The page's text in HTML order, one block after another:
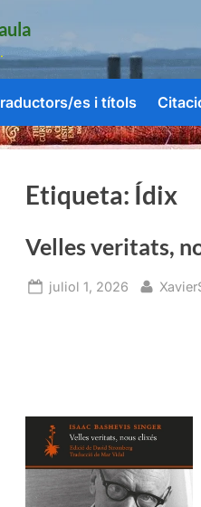
es i títols
Etiqueta: Ídix
Velles veritats,
Posted
juliol 1, 2026 By